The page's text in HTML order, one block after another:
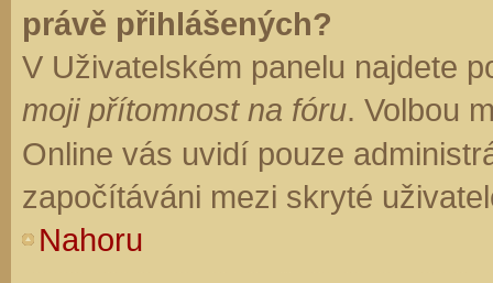
právě přihlášených?
V Uživatelském panelu najdete
moji přítomnost na fóru. Volbou
Online vás uvidí pouze
započítáváni mezi skryté
Nahoru